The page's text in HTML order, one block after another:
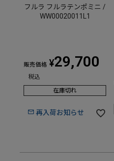
フルラ フルラテンポミニ /
WW00020011L1
販売価格 ¥29,700
税込
在庫切れ
再入荷お知らせ